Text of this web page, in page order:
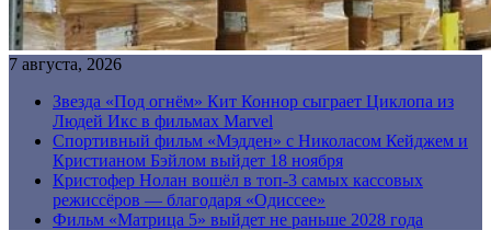
7 августа, 2026
Звезда «Под огнём» Кит Коннор сыграет Циклопа из
Людей Икс в фильмах Marvel
Спортивный фильм «Мэдден» с Николасом Кейджем и
Кристианом Бэйлом выйдет 18 ноября
Кристофер Нолан вошёл в топ-3 самых кассовых
режиссёров — благодаря «Одиссее»
Фильм «Матрица 5» выйдет не раньше 2028 года